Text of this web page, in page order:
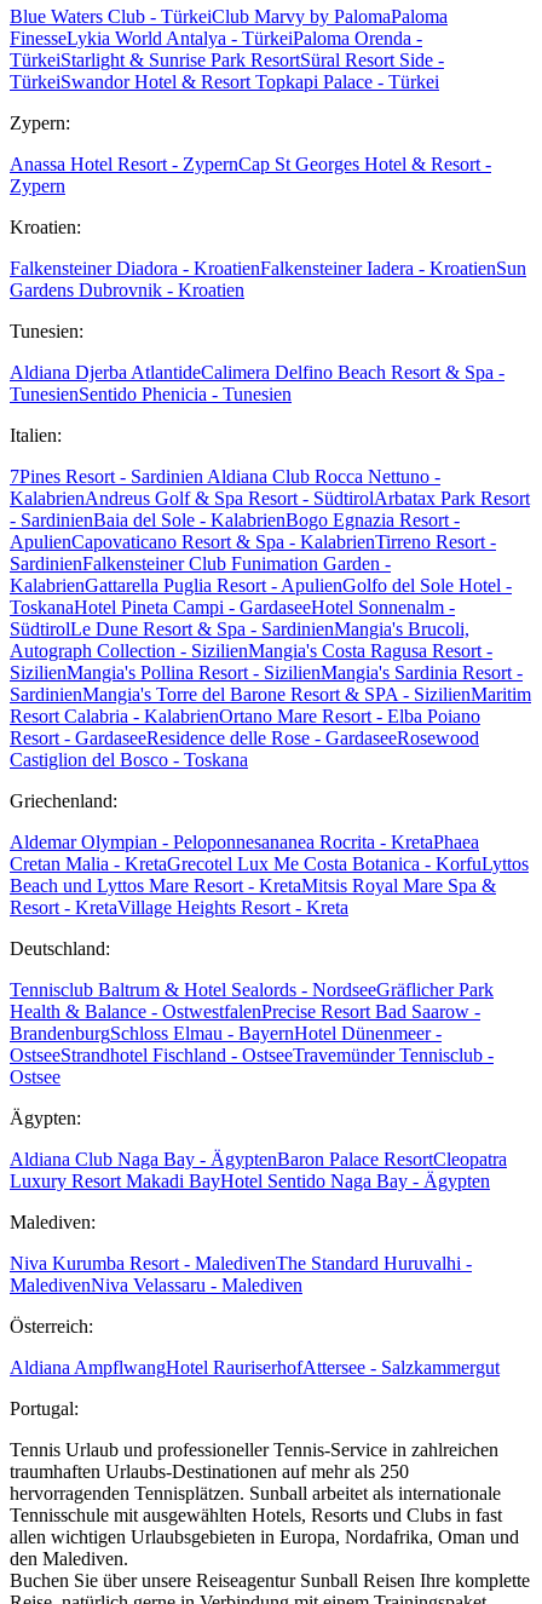
Blue Waters Club - TürkeiClub Marvy by PalomaPaloma
FinesseLykia World Antalya - TürkeiPaloma Orenda -
TürkeiStarlight & Sunrise Park ResortSüral Resort Side -
TürkeiSwandor Hotel & Resort Topkapi Palace - Türkei
Zypern:
Anassa Hotel Resort - ZypernCap St Georges Hotel & Resort -
Zypern
Kroatien:
Falkensteiner Diadora - KroatienFalkensteiner Iadera - KroatienSun
Gardens Dubrovnik - Kroatien
Tunesien:
Aldiana Djerba AtlantideCalimera Delfino Beach Resort & Spa -
TunesienSentido Phenicia - Tunesien
Italien:
7Pines Resort - Sardinien Aldiana Club Rocca Nettuno -
KalabrienAndreus Golf & Spa Resort - SüdtirolArbatax Park Resort
- SardinienBaia del Sole - KalabrienBogo Egnazia Resort -
ApulienCapovaticano Resort & Spa - KalabrienTirreno Resort -
SardinienFalkensteiner Club Funimation Garden -
KalabrienGattarella Puglia Resort - ApulienGolfo del Sole Hotel -
ToskanaHotel Pineta Campi - GardaseeHotel Sonnenalm -
SüdtirolLe Dune Resort & Spa - SardinienMangia's Brucoli,
Autograph Collection - SizilienMangia's Costa Ragusa Resort -
SizilienMangia's Pollina Resort - SizilienMangia's Sardinia Resort -
SardinienMangia's Torre del Barone Resort & SPA - SizilienMaritim
Resort Calabria - KalabrienOrtano Mare Resort - Elba Poiano
Resort - GardaseeResidence delle Rose - GardaseeRosewood
Castiglion del Bosco - Toskana
Griechenland:
Aldemar Olympian - Peloponnesananea Rocrita - KretaPhaea
Cretan Malia - KretaGrecotel Lux Me Costa Botanica - KorfuLyttos
Beach und Lyttos Mare Resort - KretaMitsis Royal Mare Spa &
Resort - KretaVillage Heights Resort - Kreta
Deutschland:
Tennisclub Baltrum & Hotel Sealords - NordseeGräflicher Park
Health & Balance - OstwestfalenPrecise Resort Bad Saarow -
BrandenburgSchloss Elmau - BayernHotel Dünenmeer -
OstseeStrandhotel Fischland - OstseeTravemünder Tennisclub -
Ostsee
Ägypten:
Aldiana Club Naga Bay - ÄgyptenBaron Palace ResortCleopatra
Luxury Resort Makadi BayHotel Sentido Naga Bay - Ägypten
Malediven:
Niva Kurumba Resort - MaledivenThe Standard Huruvalhi -
MaledivenNiva Velassaru - Malediven
Österreich:
Aldiana AmpflwangHotel RauriserhofAttersee - Salzkammergut
Portugal:
Tennis Urlaub und professioneller Tennis-Service in zahlreichen
traumhaften Urlaubs-Destinationen auf mehr als 250
hervorragenden Tennisplätzen. Sunball arbeitet als internationale
Tennisschule mit ausgewählten Hotels, Resorts und Clubs in fast
allen wichtigen Urlaubsgebieten in Europa, Nordafrika, Oman und
den Malediven.
Buchen Sie über unsere Reiseagentur Sunball Reisen Ihre komplette